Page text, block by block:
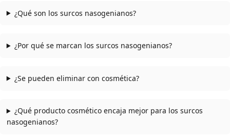
¿Qué son los surcos nasogenianos?
¿Por qué se marcan los surcos nasogenianos?
¿Se pueden eliminar con cosmética?
¿Qué producto cosmético encaja mejor para los surcos
nasogenianos?